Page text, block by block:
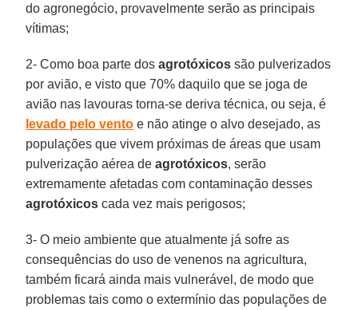
do agronegócio, provavelmente serão as principais
vítimas;
2- Como boa parte dosagrotóxicos são pulverizados
por avião, e visto que 70% daquilo que se joga de
avião nas lavouras torna-se deriva técnica, ou seja, é
levado pelo vento e não atinge o alvo desejado, as
populações que vivem próximas de áreas que usam
pulverização aérea deagrotóxicos, serão
extremamente afetadas com contaminação desses
agrotóxicos cada vez mais perigosos;
3- O meio ambiente que atualmente já sofre as
consequências do uso de venenos na agricultura,
também ficará ainda mais vulnerável, de modo que
problemas tais como o extermínio das populações de